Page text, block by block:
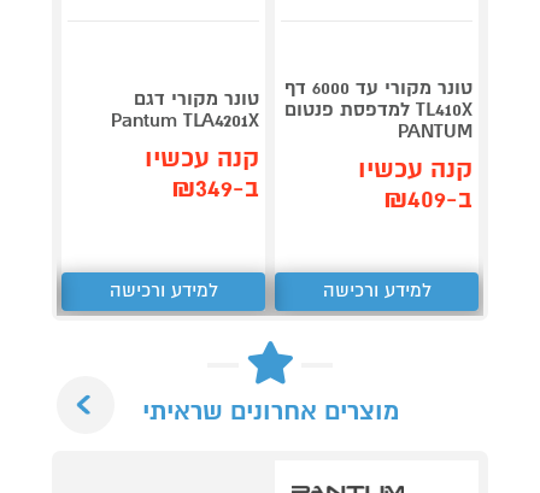
טונר מקורי עד 6000 דף
TL410X למדפסת פנטום
PANTUM
קנה עכשיו
ב-₪409
למידע ורכישה
טונר מקורי דגם
Pantum TLA4201X
קנה עכשיו
ב-₪349
למידע ורכישה
מוצרים אחרונים שראיתי